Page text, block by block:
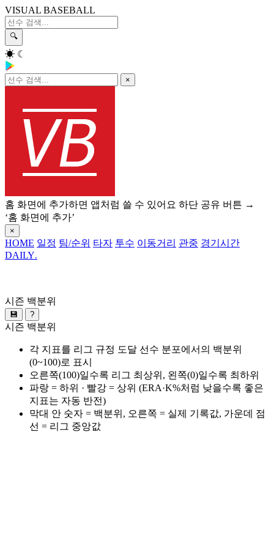
VISUAL BASEBALL
🔍
☀ ☾
×
홈 화면에 추가하면 앱처럼 쓸 수 있어요 하단 공유 버튼 →
‘홈 화면에 추가’
×
HOME 일정 팀/순위 타자 투수 이동거리 관중 경기시간
DAILY.
시즌 백분위
💾 ?
시즌 백분위
각 지표를 리그 규정 도달 선수 분포에서의 백분위
(0~100)로 표시
오른쪽(100)일수록 리그 최상위, 왼쪽(0)일수록 최하위
파랑 = 하위 · 빨강 = 상위 (ERA·K%처럼 낮을수록 좋은
지표는 자동 반전)
막대 안 숫자 = 백분위, 오른쪽 = 실제 기록값, 가운데 점
선 = 리그 중앙값